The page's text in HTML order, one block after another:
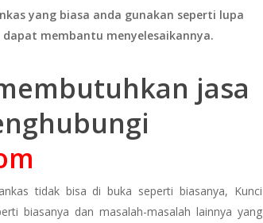
yang biasa anda gunakan seperti lupa
membantu menyelesaikannya.
jasa
tidak bisa di buka seperti biasanya, Kunci
biasanya dan masalah-masalah lainnya yang